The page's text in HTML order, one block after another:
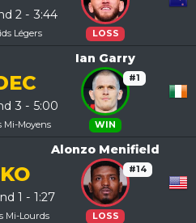
LOSS
2 - 3:44
Légers
Ian Garry
#1
WIN
3 - 5:00
Mi-Moyens
Alonzo Menifield
#14
LOSS
KO
1 - 1:27
Mi-Lourds